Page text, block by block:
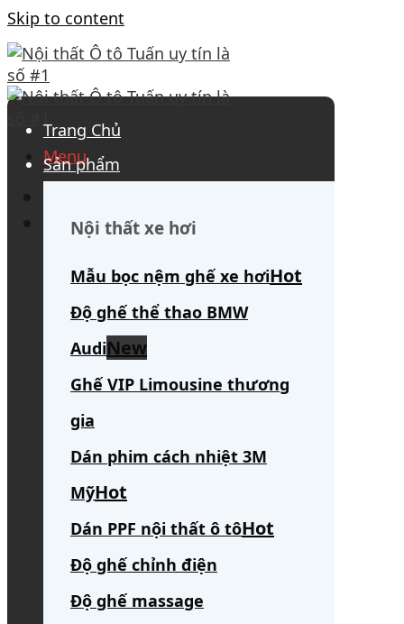
Skip to content
Menu
Search for:
Trang Chủ
Sản phẩm
Nội thất xe hơi
Mẫu bọc nệm ghế xe hơi
Độ ghế thể thao BMW
Audi
Ghế VIP Limousine thương
gia
Dán phim cách nhiệt 3M
Mỹ
Dán PPF nội thất ô tô
Độ ghế chỉnh điện
Độ ghế massage